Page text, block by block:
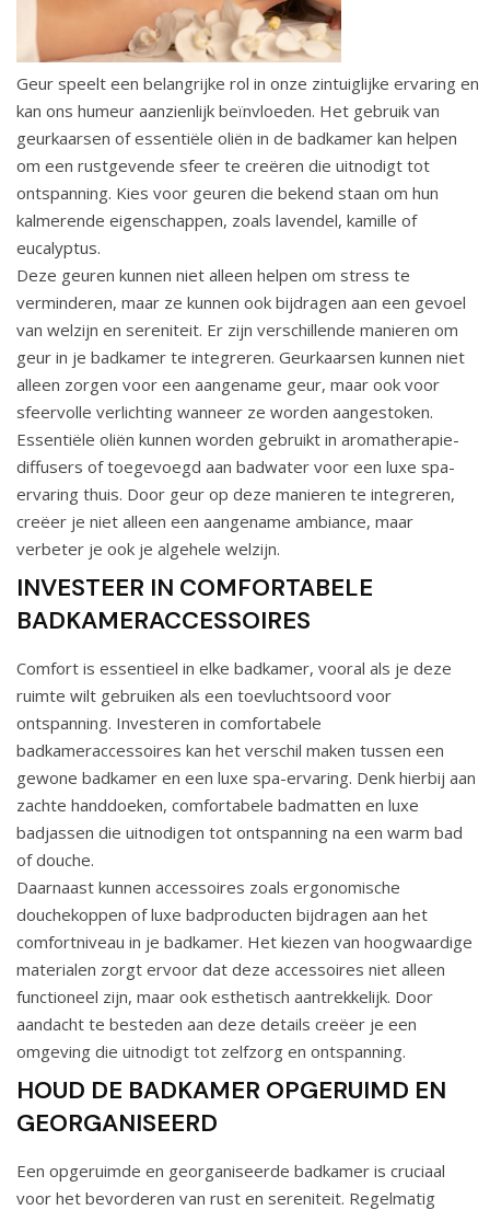
Geur speelt een belangrijke rol in onze zintuiglijke ervaring en
kan ons humeur aanzienlijk beïnvloeden. Het gebruik van
geurkaarsen of essentiële oliën in de badkamer kan helpen
om een rustgevende sfeer te creëren die uitnodigt tot
ontspanning. Kies voor geuren die bekend staan om hun
kalmerende eigenschappen, zoals lavendel, kamille of
eucalyptus.
Deze geuren kunnen niet alleen helpen om stress te
verminderen, maar ze kunnen ook bijdragen aan een gevoel
van welzijn en sereniteit. Er zijn verschillende manieren om
geur in je badkamer te integreren. Geurkaarsen kunnen niet
alleen zorgen voor een aangename geur, maar ook voor
sfeervolle verlichting wanneer ze worden aangestoken.
Essentiële oliën kunnen worden gebruikt in aromatherapie-
diffusers of toegevoegd aan badwater voor een luxe spa-
ervaring thuis. Door geur op deze manieren te integreren,
creëer je niet alleen een aangename ambiance, maar
verbeter je ook je algehele welzijn.
INVESTEER IN COMFORTABELE
BADKAMERACCESSOIRES
Comfort is essentieel in elke badkamer, vooral als je deze
ruimte wilt gebruiken als een toevluchtsoord voor
ontspanning. Investeren in comfortabele
badkameraccessoires kan het verschil maken tussen een
gewone badkamer en een luxe spa-ervaring. Denk hierbij aan
zachte handdoeken, comfortabele badmatten en luxe
badjassen die uitnodigen tot ontspanning na een warm bad
of douche.
Daarnaast kunnen accessoires zoals ergonomische
douchekoppen of luxe badproducten bijdragen aan het
comfortniveau in je badkamer. Het kiezen van hoogwaardige
materialen zorgt ervoor dat deze accessoires niet alleen
functioneel zijn, maar ook esthetisch aantrekkelijk. Door
aandacht te besteden aan deze details creëer je een
omgeving die uitnodigt tot zelfzorg en ontspanning.
HOUD DE BADKAMER OPGERUIMD EN
GEORGANISEERD
Een opgeruimde en georganiseerde badkamer is cruciaal
voor het bevorderen van rust en sereniteit. Regelmatig